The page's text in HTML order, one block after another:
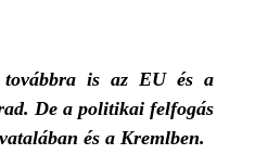
továbbra is az EU és a
De a politikai felfogás
és a Kremlben.